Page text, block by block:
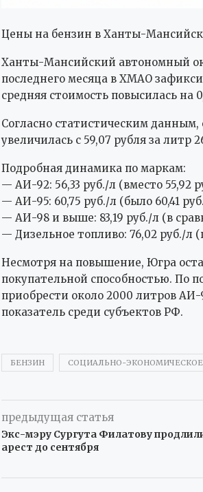
Цены на бензин в Ханты-
Ханты-Мансийский автономный
последнего месяца в ХМАО
средняя стоимость повысилась на
Согласно статистическим данным,
увеличилась с 59,07 рубля за литр
Подробная динамика по маркам:
— АИ-92: 56,33 руб./л (вместо 55,92
— АИ-95: 60,75 руб./л (было 60,41
— АИ-98 и выше: 83,19 руб./л (в
— Дизельное топливо: 76,02 руб./л
Несмотря на повышение, Югра
покупательной способностью. По
приобрести около 2000 литров
показатель среди субъектов РФ.
БЕНЗИН СОЦИАЛЬНО-ЭКОНОМИЧЕСКОЕ
предыдущая статья
Экс-мэру Сургута Филатову
арест до сентября